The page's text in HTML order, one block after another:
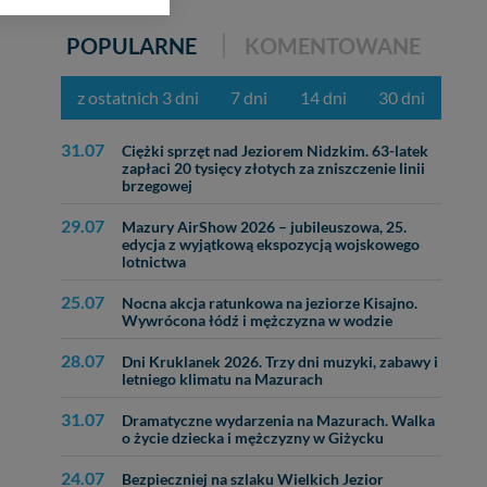
POPULARNE KOMENTOWANE
z ostatnich 3 dni 7 dni 14 dni 30 dni
31.07
Ciężki sprzęt nad Jeziorem Nidzkim. 63-latek
zapłaci 20 tysięcy złotych za zniszczenie linii
brzegowej
29.07
Mazury AirShow 2026 – jubileuszowa, 25.
edycja z wyjątkową ekspozycją wojskowego
lotnictwa
25.07
Nocna akcja ratunkowa na jeziorze Kisajno.
Wywrócona łódź i mężczyzna w wodzie
28.07
Dni Kruklanek 2026. Trzy dni muzyki, zabawy i
letniego klimatu na Mazurach
31.07
Dramatyczne wydarzenia na Mazurach. Walka
o życie dziecka i mężczyzny w Giżycku
24.07
Bezpieczniej na szlaku Wielkich Jezior
w odniesieniu do